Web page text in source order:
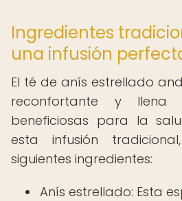
Ingredientes
una infusión
El té de anís estrellado
reconfortante y llena
beneficiosas para la
esta infusión
siguientes ingredientes:
Anís estrellado: Esta